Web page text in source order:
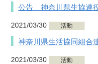
公告 神奈川県生協連
2021/03/30 活動
神奈川県生活協同組合
2021/03/30 活動